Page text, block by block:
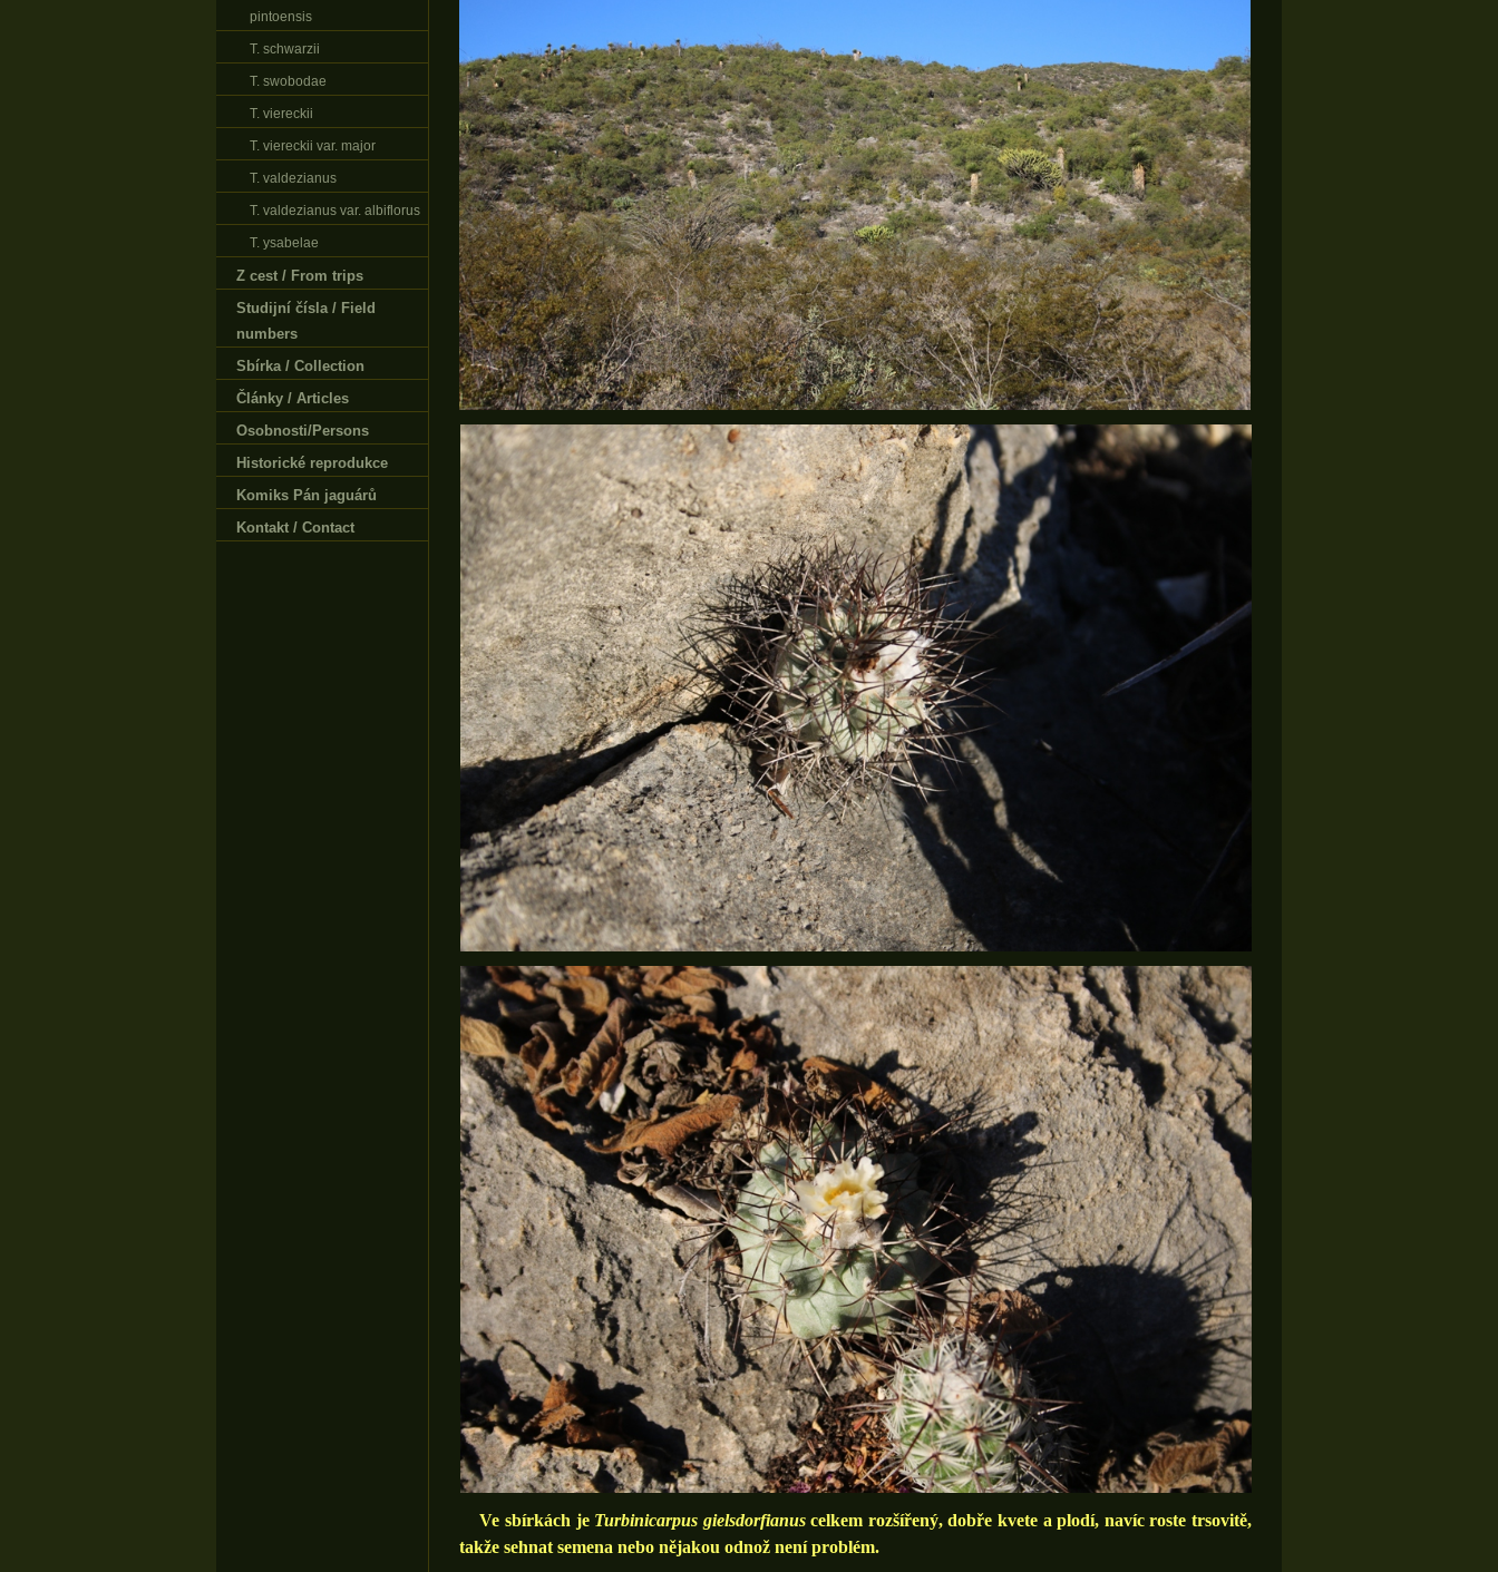
Ve sbírkách je Turbinicarpus gielsdorfianuscelkem rozšířený, dobře kvete a plodí, navíc roste trsovitě,
takže sehnat semena nebo nějakou odnož není problém.
pintoensis
T. schwarzii
T. swobodae
T. viereckii
T. viereckii var. major
T. valdezianus
T. valdezianus var. albiflorus
T. ysabelae
Z cest / From trips
Studijní čísla / Field
numbers
Sbírka / Collection
Články / Articles
Osobnosti/Persons
Historické reprodukce
Komiks Pán jaguárů
Kontakt / Contact